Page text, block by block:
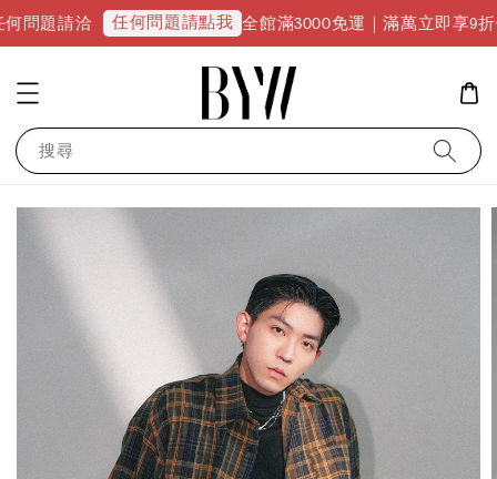
任何問題請點我 全館滿3000免運｜滿萬立即享9折優惠並升級
搜尋